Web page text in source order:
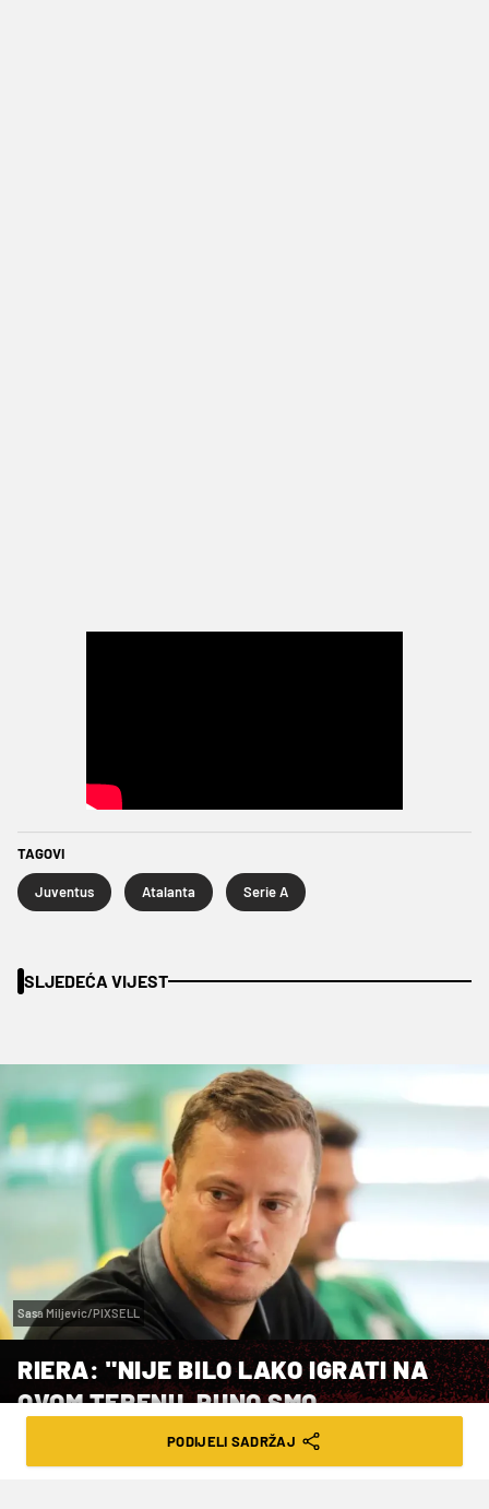
TAGOVI
Juventus Atalanta Serie A
SLJEDEĆA VIJEST
Sasa Miljevic/PIXSELL
RIERA: "NIJE BILO LAKO IGRATI NA
OVOM TERENU, PUNO SMO
NAPREDOVALI"PODIJELI SADRŽAJ